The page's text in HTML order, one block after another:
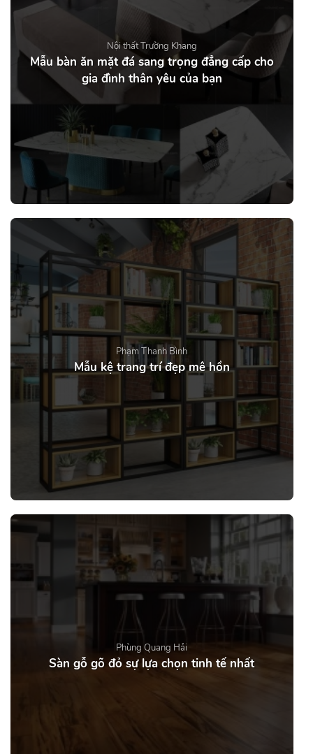
Nội thất Trường Khang
Mẫu bàn ăn mặt đá sang trọng đẳng cấp cho
gia đình thân yêu của bạn
Phạm Thanh Bình
Mẫu kệ trang trí đẹp mê hồn
Phùng Quang Hải
Sàn gỗ gõ đỏ sự lựa chọn tinh tế nhất